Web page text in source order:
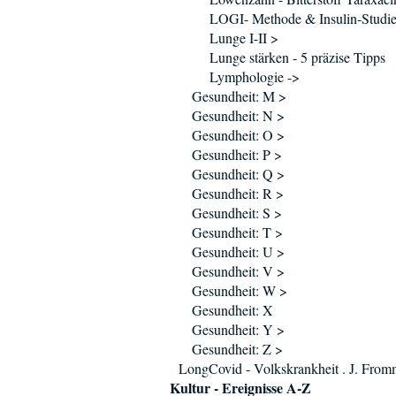
LOGI- Methode & Insulin-
Lunge I-II >
Lunge stärken - 5 präzise Tipps
Lymphologie ->
Gesundheit: M >
Gesundheit: N >
Gesundheit: O >
Gesundheit: P >
Gesundheit: Q >
Gesundheit: R >
Gesundheit: S >
Gesundheit: T >
Gesundheit: U >
Gesundheit: V >
Gesundheit: W >
Gesundheit: X
Gesundheit: Y >
Gesundheit: Z >
LongCovid - Volkskrankheit . J.
Kultur - Ereignisse A-Z